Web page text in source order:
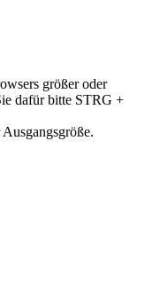
größer oder
dafür bitte STRG +